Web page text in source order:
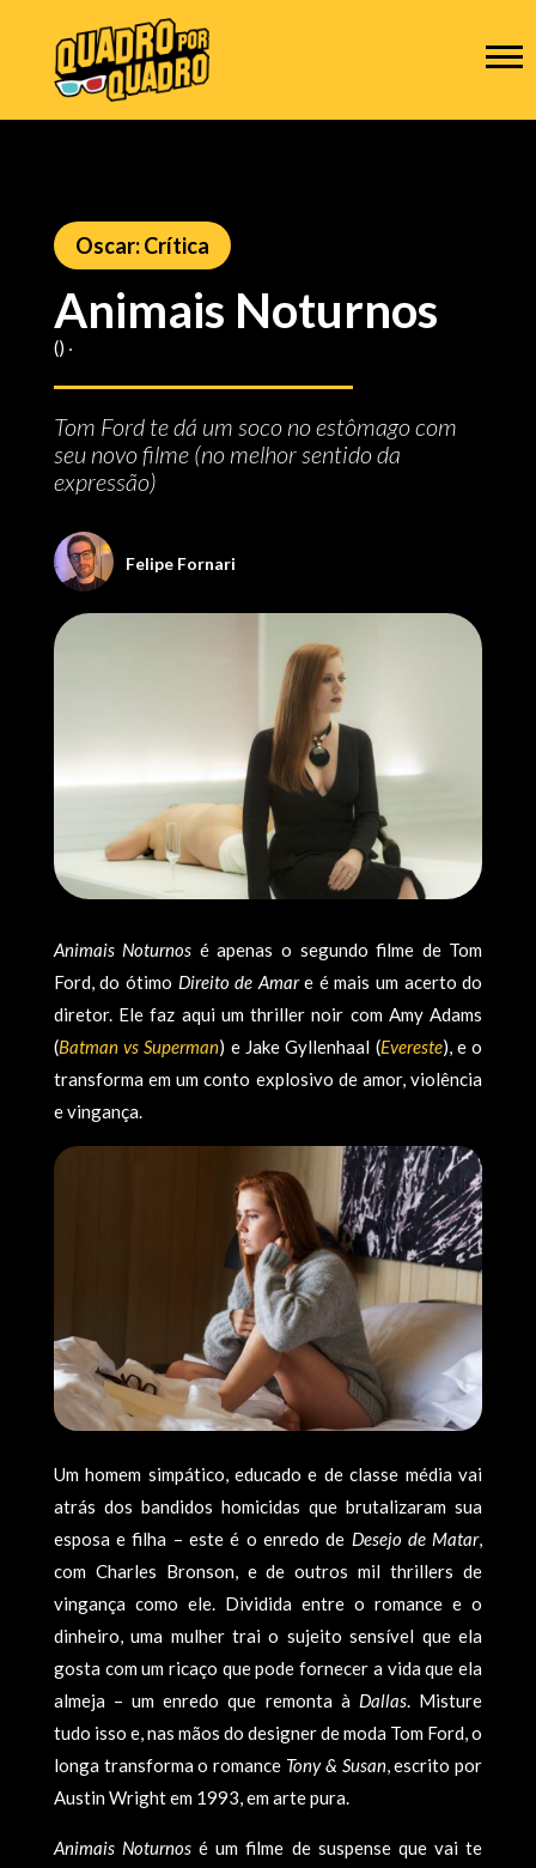
Oscar: Crítica
Animais Noturnos
() ‧
Tom Ford te dá um soco no estômago com
seu novo filme (no melhor sentido da
expressão)
Felipe Fornari
Animais Noturnos é apenas o segundo filme de Tom
Ford, do ótimo Direito de Amare é mais um acerto do
diretor. Ele faz aqui um thriller noir com Amy Adams
(Batman vs Superman) e Jake Gyllenhaal (Evereste), e o
transforma em um conto explosivo de amor, violência
e vingança.
Um homem simpático, educado e de classe média vai
atrás dos bandidos homicidas que brutalizaram sua
esposa e filha – este é o enredo de Desejo de Matar,
com Charles Bronson, e de outros mil thrillers de
vingança como ele. Dividida entre o romance e o
dinheiro, uma mulher trai o sujeito sensível que ela
gosta com um ricaço que pode fornecer a vida que ela
almeja – um enredo que remonta à Dallas. Misture
tudo isso e, nas mãos do designer de moda Tom Ford, o
longa transforma o romance Tony & Susan, escrito por
Austin Wright em 1993, em arte pura.
Animais Noturnosé um filme de suspense que vai te